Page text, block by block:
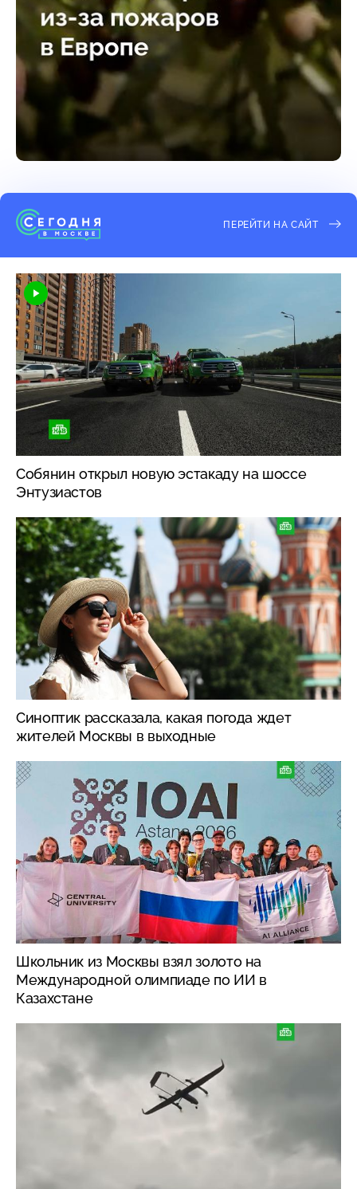
ПЕРЕЙТИ НА САЙТ
Собянин открыл новую эстакаду на шоссе
Энтузиастов
Синоптик рассказала, какая погода ждет
жителей Москвы в выходные
Школьник из Москвы взял золото на
Международной олимпиаде по ИИ в
Казахстане